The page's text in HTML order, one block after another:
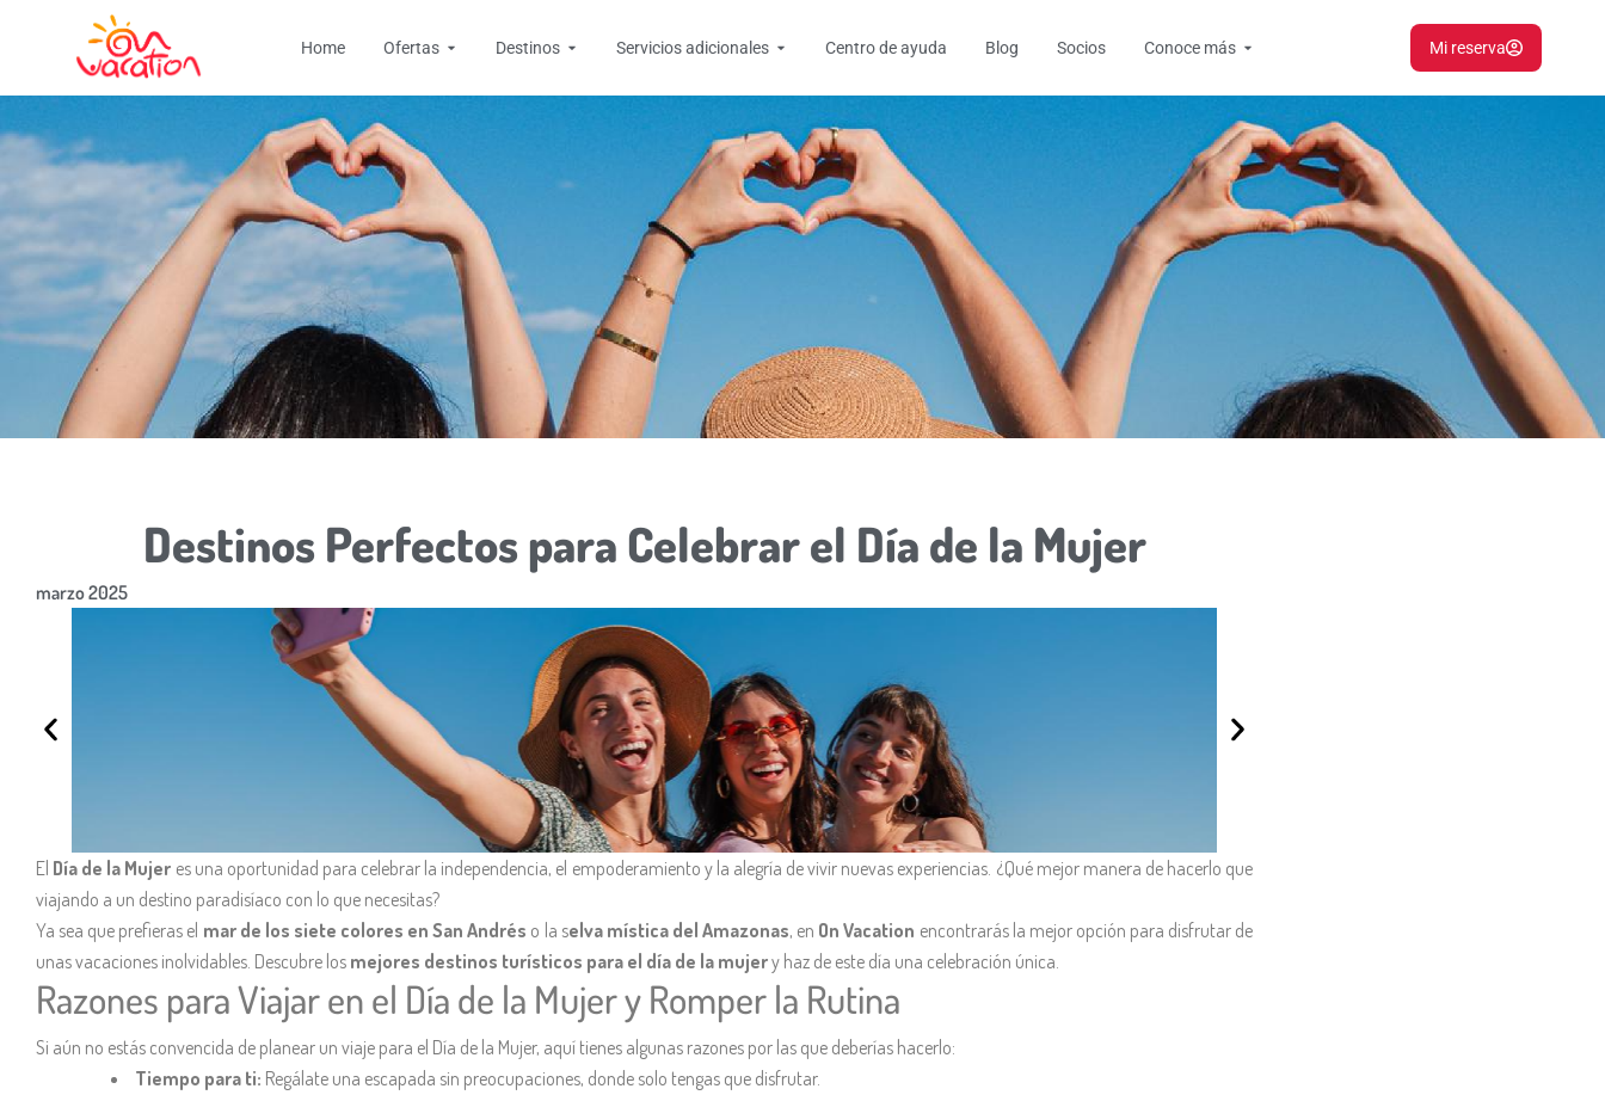
Home Ofertas Open Ofertas
Destinos Open Destinos
Servicios adicionales Open Servicios adicionales
Centro de ayuda Blog Socios Conoce más Open Conoce más Mi reserva
Destinos Perfectos para Celebrar el Día de la Mujer
marzo 2025
El Día de la Mujer es una oportunidad para celebrar la independencia, el empoderamiento y la alegría de vivir nuevas experiencias. ¿Qué mejor manera de hacerlo que
viajando a un destino paradisíaco con lo que necesitas?
Ya sea que prefieras el mar de los siete colores en San Andrés o la selva mística del Amazonas, en On Vacation encontrarás la mejor opción para disfrutar de
unas vacaciones inolvidables. Descubre los mejores destinos turísticos para el día de la mujery haz de este día una celebración única.
Razones para Viajar en el Día de la Mujer y Romper la Rutina
Si aún no estás convencida de planear un viaje para el Día de la Mujer, aquí tienes algunas razones por las que deberías hacerlo:
Tiempo para ti: Regálate una escapada sin preocupaciones, donde solo tengas que disfrutar.